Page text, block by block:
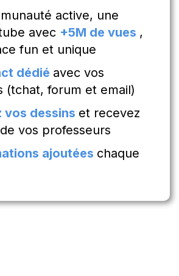
active, une
avec +5M de vues ,
fun et unique
dédié avec vos
(tchat, forum et email)
vos dessins et recevez
vos professeurs
ajoutées chaque